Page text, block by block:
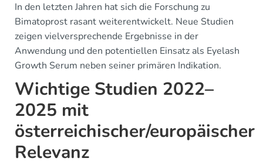
In den letzten Jahren hat sich die Forschung zu
Bimatoprost rasant weiterentwickelt. Neue Studien
zeigen vielversprechende Ergebnisse in der
Anwendung und den potentiellen Einsatz als Eyelash
Growth Serum neben seiner primären Indikation.
Wichtige Studien 2022–
2025 mit
österreichischer/europäischer
Relevanz